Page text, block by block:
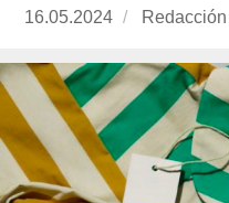
Publicado
16.05.2024 https://
Redacción